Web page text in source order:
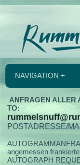
NAVIGATION +
ANFRAGEN ALLER
TO:
POSTADRESSE/
angemessen
AUTOGRAPH